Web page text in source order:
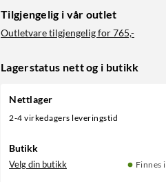
Tilgjengelig i vår outlet
Outletvare tilgjengelig for765,-
Lagerstatus nett og i butikk
Nettlager
2-4 virkedagers leveringstid
Butikk
Velg din butikk Finnes